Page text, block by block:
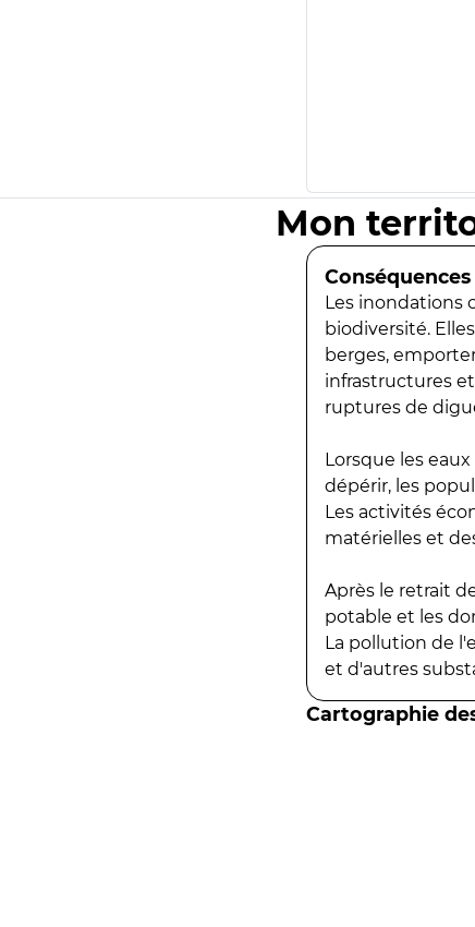
Mon
Les inondations
biodiversité.
berges,
infrastructures
ruptures de
Lorsque les
dépérir, les
Les activités
matérielles et
Après le retrait
potable et les
La pollution de
et d'autres
Cartographie